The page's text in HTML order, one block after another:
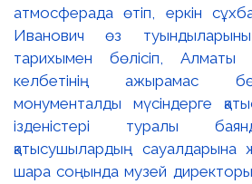
атмосферада өтіп, еркін
Иванович өз
тарихымен бөлісіп, Алматы
келбетінің ажырамас
монументалды мүсіндерге
ізденістері туралы
қатысушылардың сауалдарына
шара соңында музей